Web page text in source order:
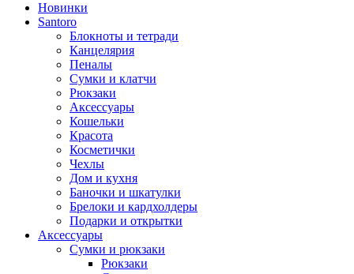
Новинки
Santoro
Блокноты и тетради
Канцелярия
Пеналы
Сумки и клатчи
Рюкзаки
Аксессуары
Кошельки
Красота
Косметички
Чехлы
Дом и кухня
Баночки и шкатулки
Брелоки и кардхолдеры
Подарки и открытки
Аксессуары
Сумки и рюкзаки
Рюкзаки